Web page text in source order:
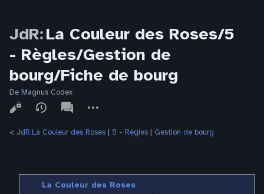
JdR:La Couleur des Roses/5
- Règles/Gestion de
bourg/Fiche de bourg
De Magnus Codex
Affichages
associated-
pages
actions
< JdR:La Couleur des Roses ‎ | 5 - Règles ‎ | Gestion de bourg
La Couleur des Roses